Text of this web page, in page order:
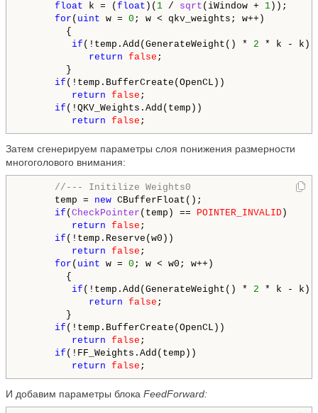
float k = ( float )( 1 / sqrt (iWindow + 1 ));
for ( uint w = 0 ; w < qkv_weights; w++)
{
if (!temp.Add(GenerateWeight() * 2 * k - k))
return false ;
}
if (!temp.BufferCreate(OpenCL))
return false ;
if (!QKV_Weights.Add(temp))
return false
Затем сгенерируем параметры слоя понижения размерности
многоголового внимания:
//--- Initilize Weights0
temp = new CBufferFloat();
if ( CheckPointer (temp) == POINTER_INVALID )
return false ;
if (!temp.Reserve(w0))
return false ;
for ( uint w = 0 ; w < w0; w++)
{
if (!temp.Add(GenerateWeight() * 2 * k - k))
return false ;
}
if (!temp.BufferCreate(OpenCL))
return false ;
if (!FF_Weights.Add(temp))
return false
И добавим параметры блока FeedForward: